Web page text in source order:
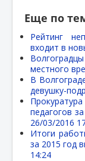
Еще по
Рейтинг
входит в
местного
В
девушку-
педагогов
26/03/2016
Итоги
за 2015 год
14:24